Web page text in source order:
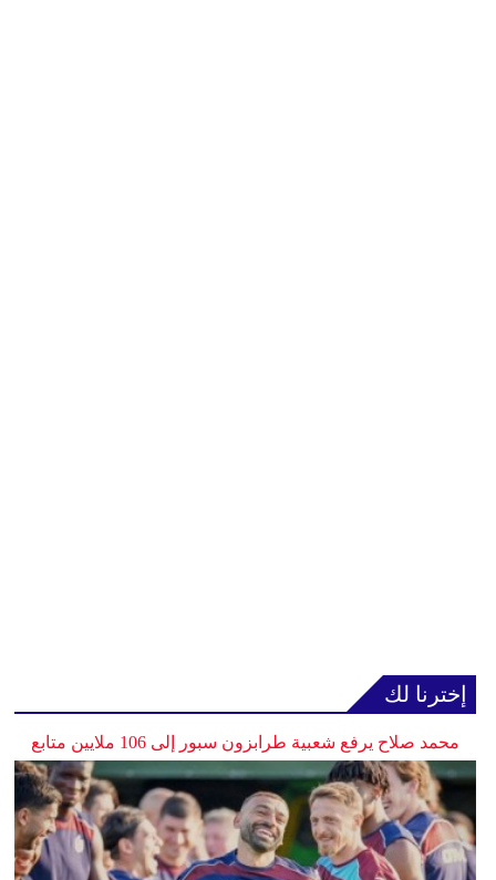
إخترنا لك
محمد صلاح يرفع شعبية طرابزون سبور إلى 106 ملايين متابع